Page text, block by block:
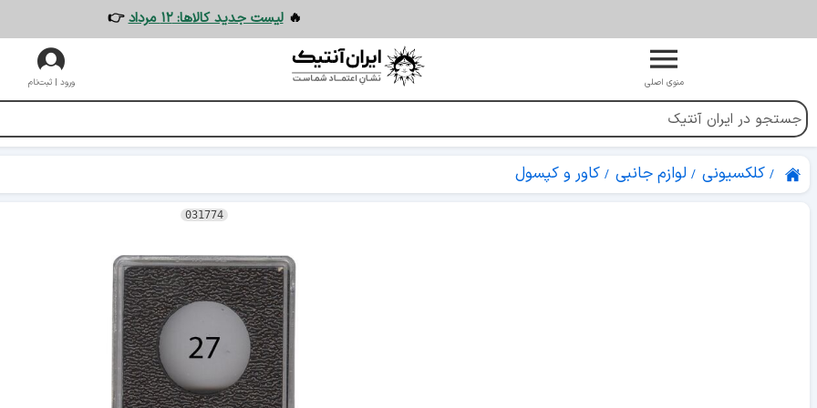
🔥لیست جدید کالاها: ۱۲ مرداد 👉
منوی اصلی ورود | ثبت‌نام
کلکسیونی لوازم جانبی کاور و کپسول
031774